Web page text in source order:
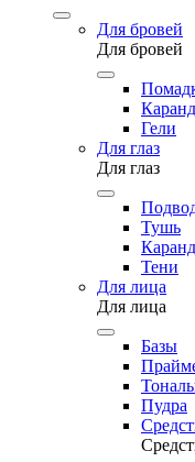
Для бровей
Для бровей
Гели
Для глаз
Для глаз
Тушь
Тени
Для лица
Для лица
Базы
Пудра